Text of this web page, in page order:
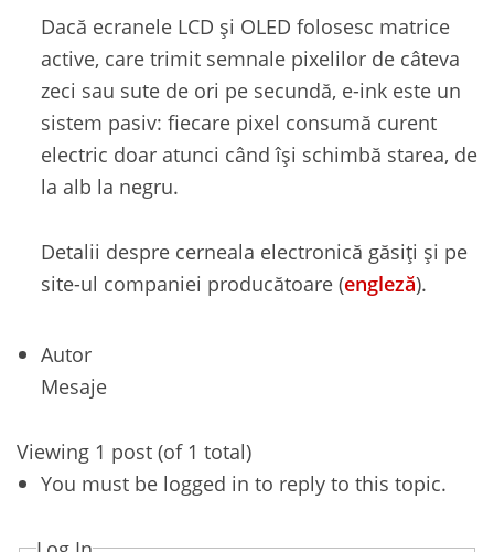
Dacă ecranele LCD și OLED folosesc matrice
active, care trimit semnale pixelilor de câteva
zeci sau sute de ori pe secundă, e-ink este un
sistem pasiv: fiecare pixel consumă curent
electric doar atunci când își schimbă starea, de
la alb la negru.
Detalii despre cerneala electronică găsiți și pe
site-ul companiei producătoare (engleză).
Autor
Mesaje
Viewing 1 post (of 1 total)
You must be logged in to reply to this topic.